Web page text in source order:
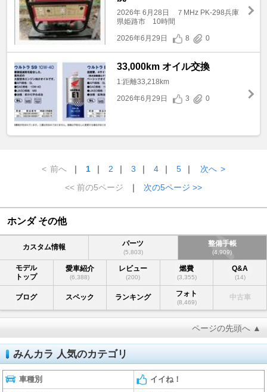
2026年 6月28日 ７MHz PK-298兵庫
県姫路市 10時間
2026年6月29日
8 0
33,000km オイル交換
1:距離33,218km
2026年6月29日
3 0
< 前へ ｜ 1 ｜ 2 ｜ 3 ｜ 4 ｜ 5 ｜ 次へ >
<< 前の5ページ
｜ 次の5ページ >>
ホンダ その他
カスタム情報 パーツ
(5,803)
整備手帳
(4,909)
モデル
トップ
愛車紹介
(6,388)
レビュー
(200)
燃費
(3,355)
Q&A
(14)
ブログ スペック ランキング フォト
(8,469)
中古車
ページの先頭へ ▲
みんカラ 人気のカテゴリ
車種別 イイね！